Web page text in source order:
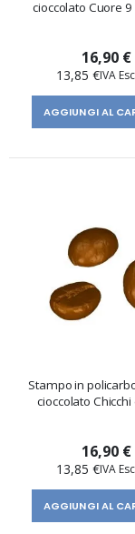
cioccolato Cuore
16,90 €
13,85 €
AGGIUNGI AL
Stampo in
cioccolato
16,90 €
13,85 €
AGGIUNGI AL